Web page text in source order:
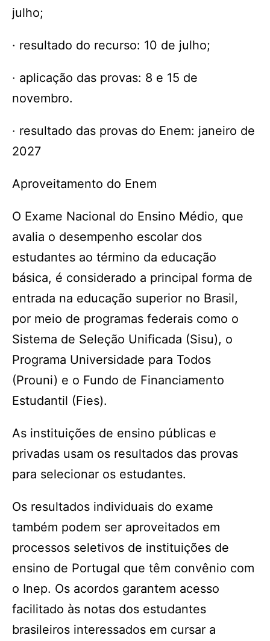
julho;
· resultado do recurso: 10 de julho;
· aplicação das provas: 8 e 15 de
novembro.
· resultado das provas do Enem: janeiro de
2027
Aproveitamento do Enem
O Exame Nacional do Ensino Médio, que
avalia o desempenho escolar dos
estudantes ao término da educação
básica, é considerado a principal forma de
entrada na educação superior no Brasil,
por meio de programas federais como o
Sistema de Seleção Unificada (Sisu), o
Programa Universidade para Todos
(Prouni) e o Fundo de Financiamento
Estudantil (Fies).
As instituições de ensino públicas e
privadas usam os resultados das provas
para selecionar os estudantes.
Os resultados individuais do exame
também podem ser aproveitados em
processos seletivos de instituições de
ensino de Portugal que têm convênio com
o Inep. Os acordos garantem acesso
facilitado às notas dos estudantes
brasileiros interessados em cursar a